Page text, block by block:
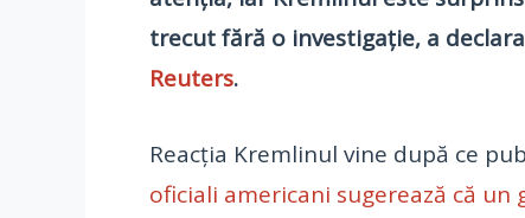
trecut fără o investigație, a
Reuters.
Reacția Kremlinul vine după ce
oficiali americani sugerează că